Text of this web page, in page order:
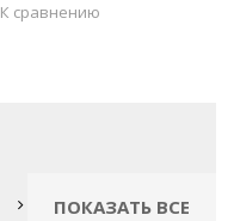
К сравнению
ПОКАЗАТЬ ВСЕ